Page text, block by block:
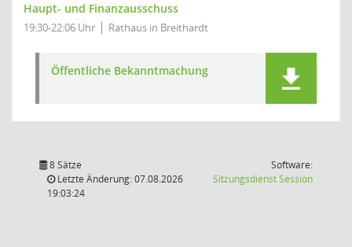
Haupt- und Finanzausschuss
19:30-22:06 Uhr Rathaus in Breithardt
Öffentliche Bekanntmachung
8 Sätze
Letzte Änderung: 07.08.2026
19:03:24
Software:
SitzungsdienstSession(Wird in